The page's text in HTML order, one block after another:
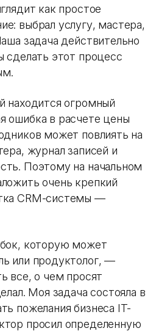
как простое
выбрал услугу, мастера,
задача действительно
сделать этот процесс
находится огромный
ошибка в расчете цены
может повлиять на
журнал записей и
Поэтому на начальном
очень крепкий
CRM-системы —
которую может
или продуктолог, —
все, о чем просят
Моя задача состояла в
пожелания бизнеса IT-
просил определенную